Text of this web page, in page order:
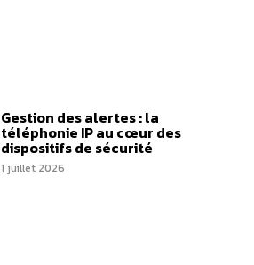
Gestion des alertes : la
téléphonie IP au cœur des
dispositifs de sécurité
1 juillet 2026